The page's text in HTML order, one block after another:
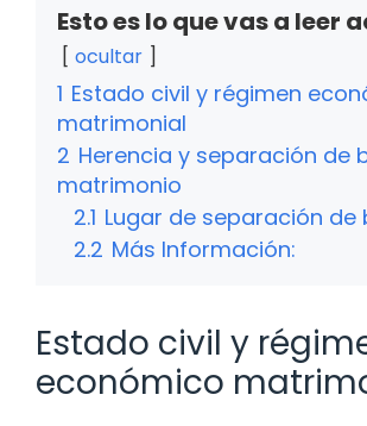
Esto es lo que vas a leer
ocultar
1 Estado civil y régimen
matrimonial
2 Herencia y separación de
matrimonio
2.1 Lugar de separación de
2.2 Más Información:
Estado civil y
económico